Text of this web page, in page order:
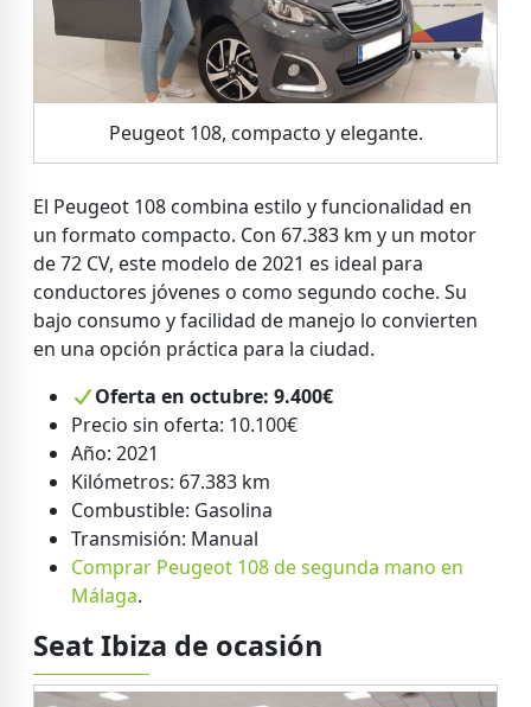
Peugeot 108, compacto y elegante.
El Peugeot 108 combina estilo y funcionalidad en
un formato compacto. Con 67.383 km y un motor
de 72 CV, este modelo de 2021 es ideal para
conductores jóvenes o como segundo coche. Su
bajo consumo y facilidad de manejo lo convierten
en una opción práctica para la ciudad.
Oferta en octubre: 9.400€
Precio sin oferta: 10.100€
Año: 2021
Kilómetros: 67.383 km
Combustible: Gasolina
Transmisión: Manual
Comprar Peugeot 108 de segunda mano en
Málaga.
Seat Ibiza de ocasión